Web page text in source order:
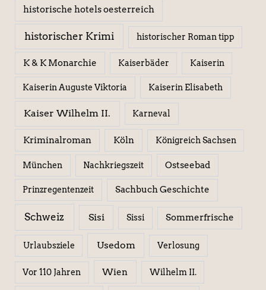
historische hotels oesterreich
historischer Krimi historischer Roman tipp
K & K Monarchie Kaiserbäder Kaiserin
Kaiserin Auguste Viktoria Kaiserin Elisabeth
Kaiser Wilhelm II. Karneval
Kriminalroman Köln Königreich Sachsen
München Nachkriegszeit Ostseebad
Prinzregentenzeit Sachbuch Geschichte
Schweiz Sisi Sissi Sommerfrische
Urlaubsziele Usedom Verlosung
Vor 110 Jahren Wien Wilhelm II.